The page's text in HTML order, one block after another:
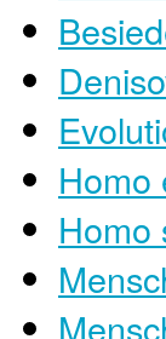
Homo
Homo